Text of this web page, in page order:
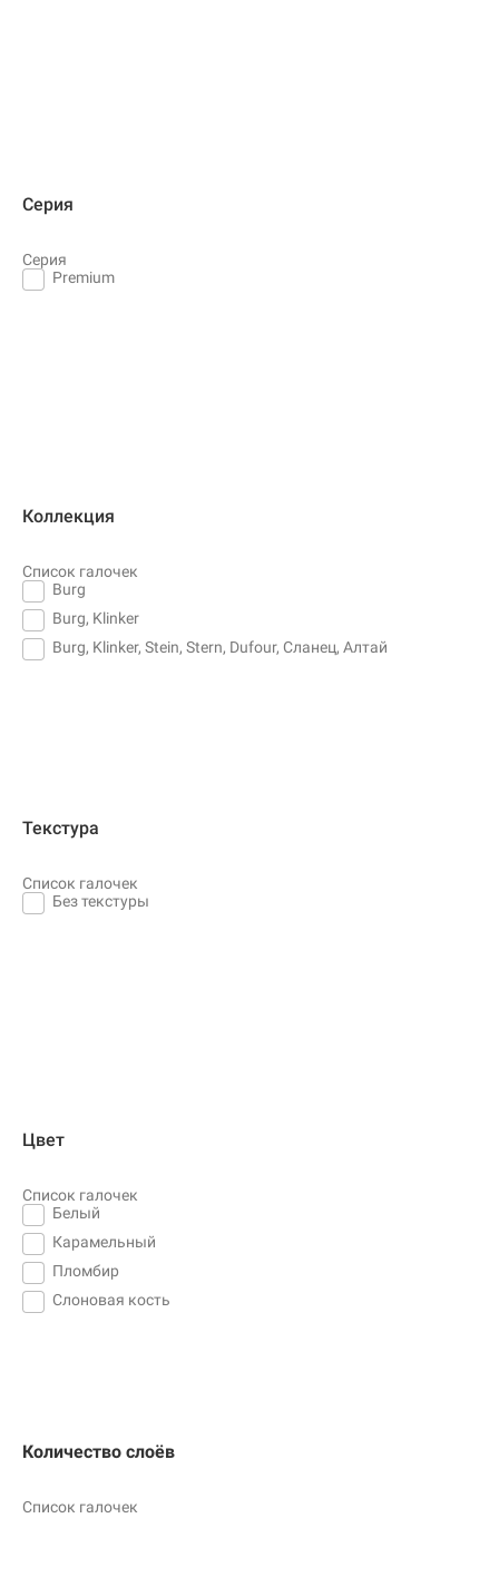
Серия
Серия
Premium
Коллекция
Список галочек
Burg
Burg, Klinker
Burg, Klinker, Stein, Stern, Dufour, Сланец, Алтай
Текстура
Список галочек
Без текстуры
Цвет
Список галочек
Белый
Карамельный
Пломбир
Слоновая кость
Количество слоёв
Список галочек